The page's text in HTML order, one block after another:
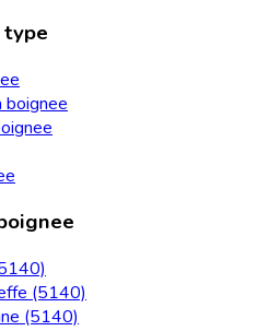
type
boignee
(5140)
(5140)